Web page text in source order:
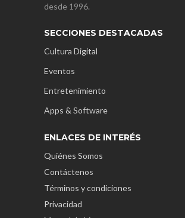
desde 1996.
SECCIONES DESTACADAS
Cultura Digital
Eventos
Entretenimiento
Apps & Software
ENLACES DE INTERÉS
Quiénes Somos
Contáctenos
Términos y condiciones
Privacidad